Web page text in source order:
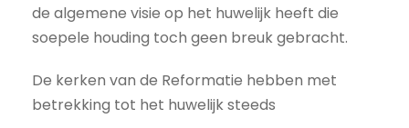
de algemene visie op het huwelijk heeft die
soepele houding toch geen breuk gebracht.
De kerken van de Reformatie hebben met
betrekking tot het huwelijk steeds